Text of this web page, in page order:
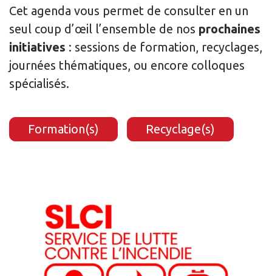
Cet agenda vous permet de consulter en un
seul coup d’œil l’ensemble de nos prochaines
initiatives : sessions de formation, recyclages,
journées thématiques, ou encore colloques
spécialisés.
Formation(s) Recyclage(s)